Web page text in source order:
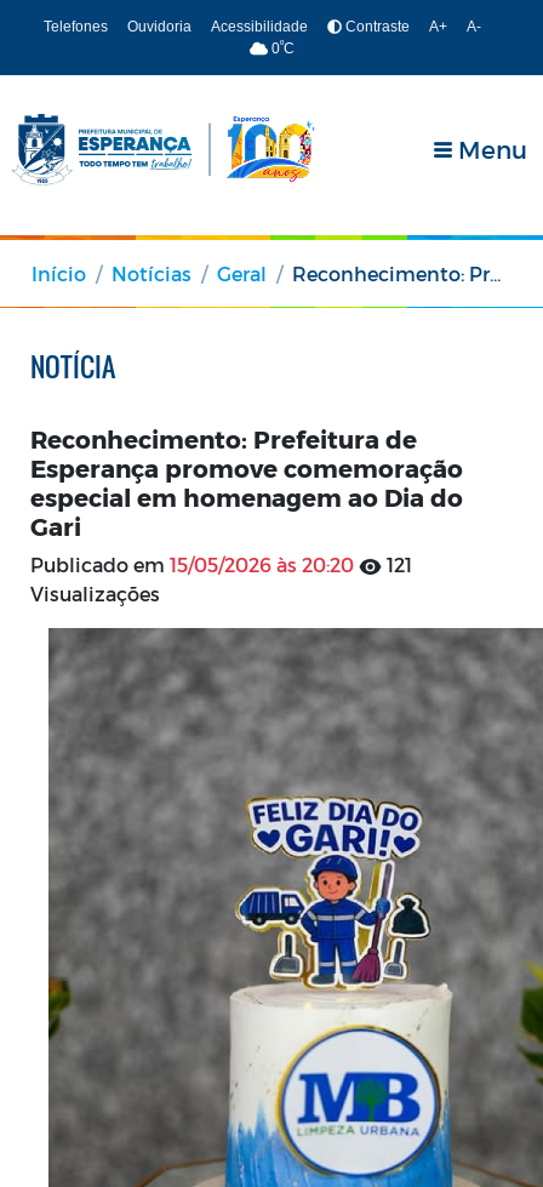
Telefones Ouvidoria Acessibilidade Contraste A+
A-
0ºC
Menu
Início Notícias Geral Reconhecimento: Prefeitura de Esperança promove comemoração especial em homenagem ao Dia do Gari
NOTÍCIA
Reconhecimento: Prefeitura de
Esperança promove comemoração
especial em homenagem ao Dia do
Gari
Publicado em 15/05/2026 às 20:20
121
Visualizações